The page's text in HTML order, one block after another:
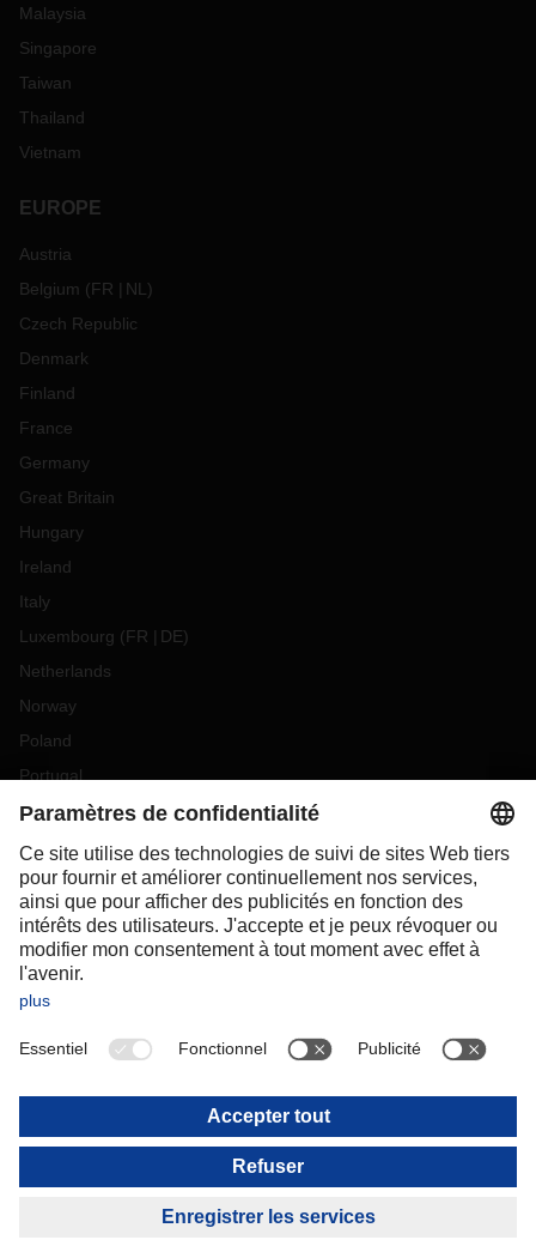
Malaysia
Singapore
Taiwan
Thailand
Vietnam
EUROPE
Austria
Belgium (FR NL )
Czech Republic
Denmark
Finland
France
Germany
Great Britain
Hungary
Ireland
Italy
Luxembourg (FR DE)
Netherlands
Norway
Poland
Portugal
Romania
Slovakia
Spain
Sweden
Switzerland(DE FR)
Turkey
OCEANIA